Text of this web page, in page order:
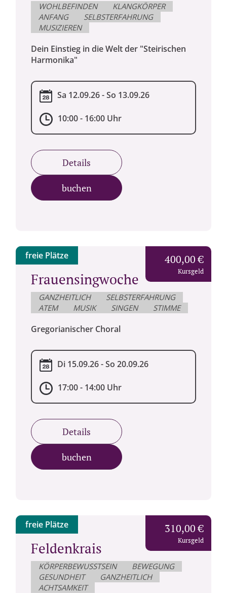
WOHLBEFINDEN
KLANGKÖRPER
ANFANG
SELBSTERFAHRUNG
MUSIZIEREN
Dein Einstieg in die Welt der "Steirischen
Harmonika"
Sa 12.09.26 - So 13.09.26
10:00 - 16:00 Uhr
Details
buchen
freie Plätze 400,00 €
Kursgeld
Frauensingwoche
GANZHEITLICH
SELBSTERFAHRUNG
ATEM
MUSIK SINGEN STIMME
Gregorianischer Choral
Di 15.09.26 - So 20.09.26
17:00 - 14:00 Uhr
Details
buchen
freie Plätze 310,00 €
Kursgeld
Feldenkrais
KÖRPERBEWUSSTSEIN
BEWEGUNG
GESUNDHEIT
GANZHEITLICH
ACHTSAMKEIT